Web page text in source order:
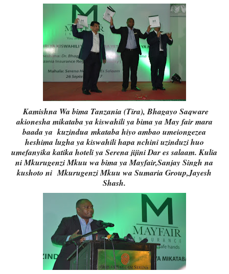
Kamishna Wa bima Tanzania (Tira), Bhagayo Saqware
akionesha mikataba ya kiswahili ya bima ya May fair mara
baada ya kuzinduamkataba hiyo ambao umeiongezea
heshima lugha ya kiswahili hapa nchini uzinduzi huo
umefanyika katika hoteli ya Serena jijini Dar es salaam. Kulia
ni Mkurugenzi Mkuu wa bima ya Mayfair,Sanjay Singh na
kushoto ni Mkurugenzi Mkuu wa Sumaria Group,Jayesh
Shash.